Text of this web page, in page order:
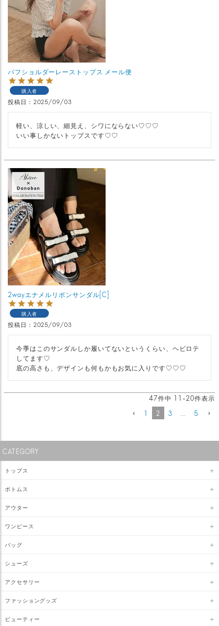
パフショルダーレーストップス メール便
購入者
投稿日 2025/09/03
軽い、涼しい、細見え、シワにならない♡♡♡
いい事しかないトップスです♡♡
2wayエナメルリボンサンダル[C]
購入者
投稿日 2025/09/03
今季はこのサンダルしか履いてないというくらい、ヘビロテ
してます♡
底の高さも、デザインも何もかもお気に入りです♡♡♡
47件中 11 -20件表示
1
2 3 5
CATEGORY
トップス
ボトムス
アウター
ワンピース
バッグ
シューズ
アクセサリー
ファッショングッズ
ビューティー